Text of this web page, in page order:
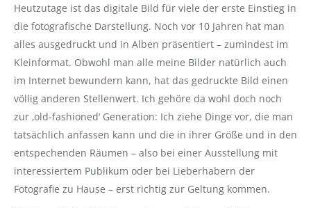
Heutzutage ist das digitale Bild für viele der erste Einstieg in
die fotografische Darstellung. Noch vor 10 Jahren hat man
alles ausgedruckt und in Alben präsentiert – zumindest im
Kleinformat. Obwohl man alle meine Bilder natürlich auch
im Internet bewundern kann, hat das gedruckte Bild einen
völlig anderen Stellenwert. Ich gehöre da wohl doch noch
zur ‚old-fashioned‘ Generation: Ich ziehe Dinge vor, die man
tatsächlich anfassen kann und die in ihrer Größe und in den
entspechenden Räumen – also bei einer Ausstellung mit
interessiertem Publikum oder bei Lieberhabern der
Fotografie zu Hause – erst richtig zur Geltung kommen.